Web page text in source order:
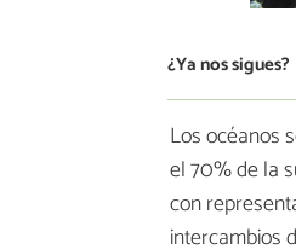
¿Ya nos sigues?
Los océanos
el 70% de la
con
intercambios